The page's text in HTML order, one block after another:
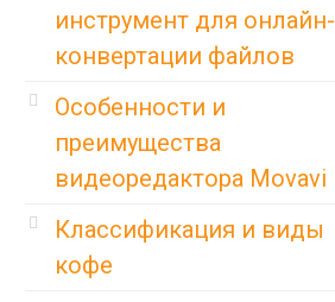
инструмент для онлайн-
конвертации файлов
Особенности и
преимущества
видеоредактора Movavi
Классификация и виды
кофе